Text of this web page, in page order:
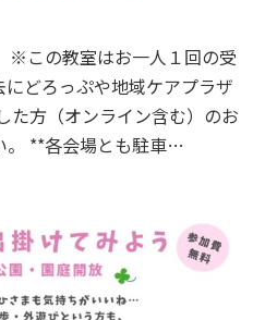
※この教室はお一人１回の受
どろっぷや地域ケアプラザ
方（オンライン含む）のお
。 **各会場とも駐車…